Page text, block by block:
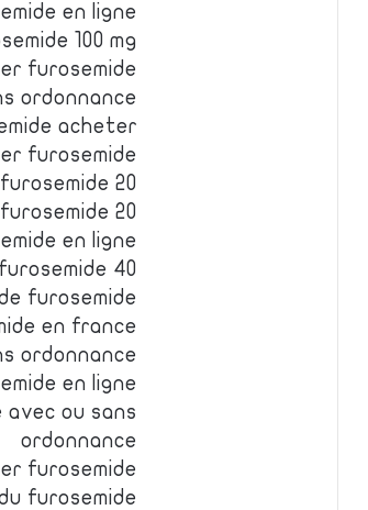
en ligne
100 mg
furosemide
ordonnance
acheter
furosemide
20
20
en ligne
40
furosemide
en france
ordonnance
en ligne
ou sans
ordonnance
furosemide
furosemide